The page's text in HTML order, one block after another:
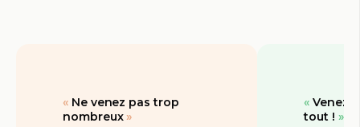
Ne venez pas trop
nombreux
Venez
tout !